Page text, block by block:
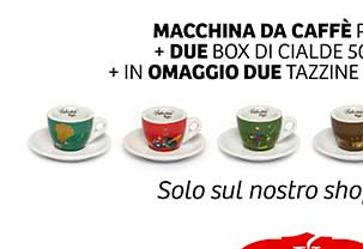
per la prossima volta che commento.